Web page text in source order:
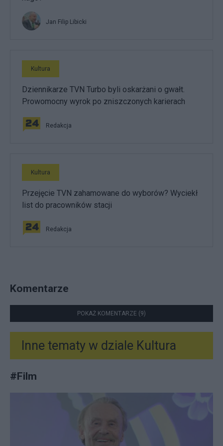
Jan Filip Libicki
Kultura
Dziennikarze TVN Turbo byli oskarżani o gwałt.
Prowomocny wyrok po zniszczonych karierach
Redakcja
Kultura
Przejęcie TVN zahamowane do wyborów? Wyciekł
list do pracowników stacji
Redakcja
Komentarze
POKAŻ KOMENTARZE (9)
Inne tematy w dziale Kultura
#Film